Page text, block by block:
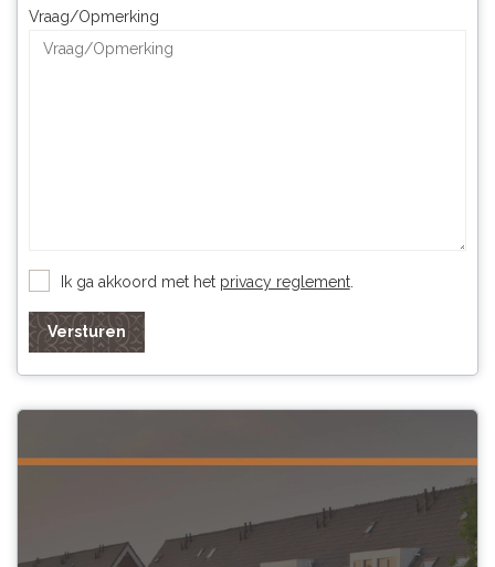
Vraag/Opmerking
Ik ga akkoord met het privacy reglement.
Versturen